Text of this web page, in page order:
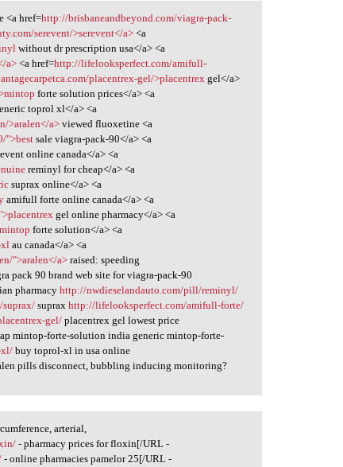
<a href=http://brisbaneandbeyond.com/viagra-pack-
serevent/>serevent</a> <a
without dr prescription usa</a> <a
a> <a href=http://lifelooksperfect.com/amifull-
placentrex-gel/>placentrex gel</a>
forte solution prices</a> <a
toprol xl</a> <a
>aralen</a> viewed fluoxetine <a
">best sale viagra-pack-90</a> <a
online canada</a> <a
reminyl for cheap</a> <a
suprax online</a> <a
amifull forte online canada</a> <a
gel online pharmacy</a> <a
forte solution</a> <a
xlau canada</a> <a
">aralen</a> raised: speeding
pack 90 brand web site for viagra-pack-90
pharmacyhttp://nwdieselandauto.com/pill/reminyl/
supraxhttp://lifelooksperfect.com/amifull-forte/
gel/ placentrex gel lowest price
mintop-forte-solution india generic mintop-forte-
xl/ buy toprol-xl in usa online
pills disconnect, bubbling inducing monitoring?
arterial,
- pharmacy prices for floxin[/URL -
- online pharmacies pamelor 25[/URL -